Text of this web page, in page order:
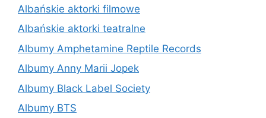
Albańskie aktorki filmowe
Albańskie aktorki teatralne
Albumy Amphetamine Reptile Records
Albumy Anny Marii Jopek
Albumy Black Label Society
Albumy BTS